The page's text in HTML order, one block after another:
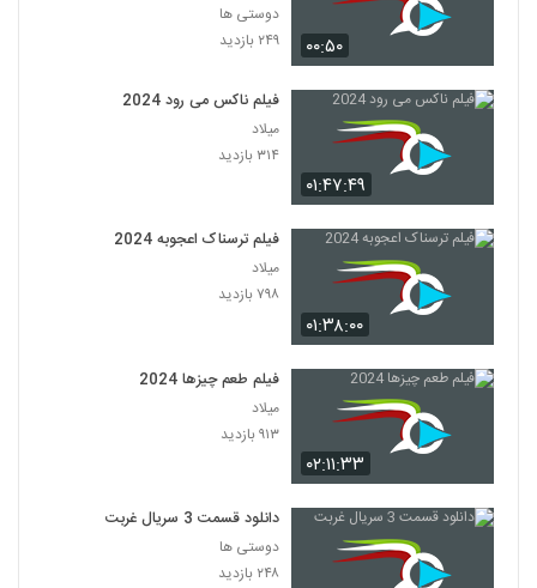
۰۰:۵۰
دوستی ها
۲۴۹ بازدید
۰۱:۴۷:۴۹
فیلم ناکس می رود 2024
میلاد
۳۱۴ بازدید
۰۱:۳۸:۰۰
فیلم ترسناک اعجوبه 2024
میلاد
۷۹۸ بازدید
۰۲:۱۱:۳۳
فیلم طعم چیزها 2024
میلاد
۹۱۳ بازدید
دانلود قسمت 3 سریال غربت
دوستی ها
۲۴۸ بازدید